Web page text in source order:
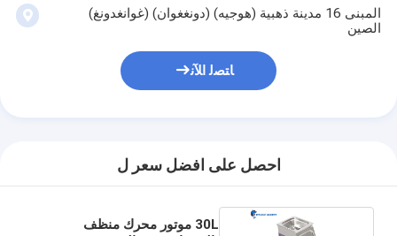
المبنى 16 مدينة ذهبية (هوجيه) (دونغغوان) (غوانغدونغ)
الصين
ﺎﺘﺼﻟ ﺍﻶﻧ
احصل على افضل سعر ل
30L موتور محرك منظف